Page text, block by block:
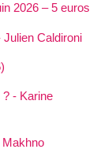
2026 – 5 euros
Julien Caldironi
- Karine
Makhno